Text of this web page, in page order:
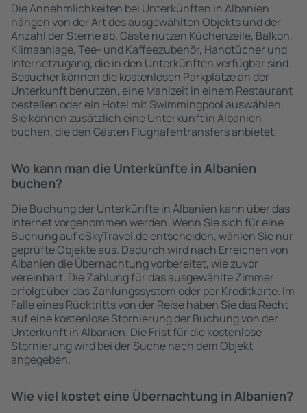
Die Annehmlichkeiten bei Unterkünften in Albanien
hängen von der Art des ausgewählten Objekts und der
Anzahl der Sterne ab. Gäste nutzen Küchenzeile, Balkon,
Klimaanlage, Tee- und Kaffeezubehör, Handtücher und
Internetzugang, die in den Unterkünften verfügbar sind.
Besucher können die kostenlosen Parkplätze an der
Unterkunft benutzen, eine Mahlzeit in einem Restaurant
bestellen oder ein Hotel mit Swimmingpool auswählen.
Sie können zusätzlich eine Unterkunft in Albanien
buchen, die den Gästen Flughafentransfers anbietet.
Wo kann man die Unterkünfte in Albanien
buchen?
Die Buchung der Unterkünfte in Albanien kann über das
Internet vorgenommen werden. Wenn Sie sich für eine
Buchung auf eSkyTravel.de entscheiden, wählen Sie nur
geprüfte Objekte aus. Dadurch wird nach Erreichen von
Albanien die Übernachtung vorbereitet, wie zuvor
vereinbart. Die Zahlung für das ausgewählte Zimmer
erfolgt über das Zahlungssystem oder per Kreditkarte. Im
Falle eines Rücktritts von der Reise haben Sie das Recht
auf eine kostenlose Stornierung der Buchung von der
Unterkunft in Albanien. Die Frist für die kostenlose
Stornierung wird bei der Suche nach dem Objekt
angegeben.
Wie viel kostet eine Übernachtung in Albanien?